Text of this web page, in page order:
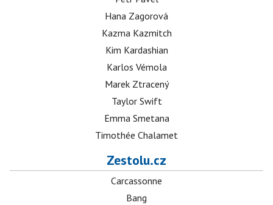
Hana Zagorová
Kazma Kazmitch
Kim Kardashian
Karlos Vémola
Marek Ztracený
Taylor Swift
Emma Smetana
Timothée Chalamet
Zestolu.cz
Carcassonne
Bang